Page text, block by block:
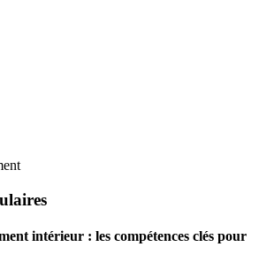
intérieur : les compétences clés pour